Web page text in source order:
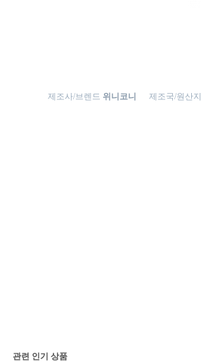
제조사/브렌드 위니코니 제조국/원산
관련 인기 상품